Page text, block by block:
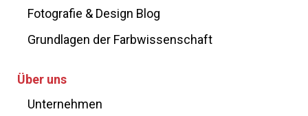
Fotografie & Design Blog
Grundlagen der Farbwissenschaft
Über uns
Unternehmen